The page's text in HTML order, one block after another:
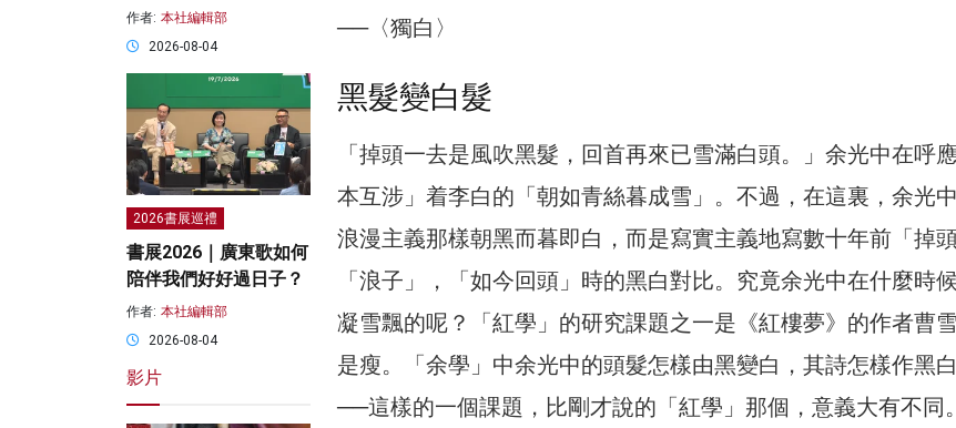
──〈獨白〉
黑髮變白髮
「掉頭一去是風吹黑髮，回首再來已雪滿白頭。」余光中在呼
本互涉」着李白的「朝如青絲暮成雪」。不過，在這裏，余光
浪漫主義那樣朝黑而暮即白，而是寫實主義地寫數十年前「掉
「浪子」，「如今回頭」時的黑白對比。究竟余光中在什麼時
凝雪飄的呢？「紅學」的研究課題之一是《紅樓夢》的作者曹
是瘦。「余學」中余光中的頭髮怎樣由黑變白，其詩怎樣作黑
──這樣的一個課題，比剛才說的「紅學」那個，意義大有不同。
作者: 本社編輯部
2026-08-04
2026書展巡禮
書展2026｜廣東歌如何
陪伴我們好好過日子？
作者: 本社編輯部
2026-08-04
影片